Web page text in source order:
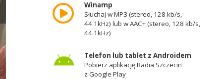
Winamp
Słuchaj w MP3 (stereo, 128 kb/s,
44.1kHz) lub w AAC+ (stereo, 128 kb/s,
44.1kHz)
Telefon lub tablet z Androidem
Pobierz aplikację Radia Szczecin
z Google Play